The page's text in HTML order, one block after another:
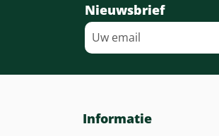
Nieuwsbrief
Informatie